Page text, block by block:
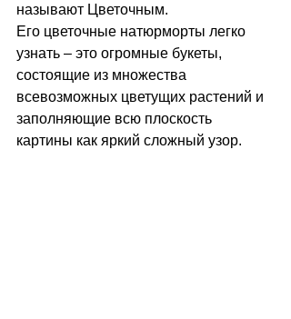
называют Цветочным.
Его цветочные натюрморты легко
узнать – это огромные букеты,
состоящие из множества
всевозможных цветущих растений и
заполняющие всю плоскость
картины как яркий сложный узор.